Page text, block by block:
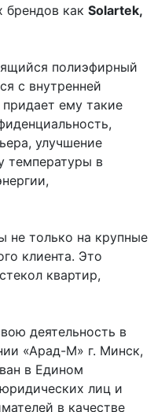
брендов как Solartek,
полиэфирный
с внутренней
ему такие
улучшение
температуры в
не только на крупные
клиента. Это
квартир,
деятельность в
«Арад-М» г. Минск,
в Едином
лиц и
в качестве